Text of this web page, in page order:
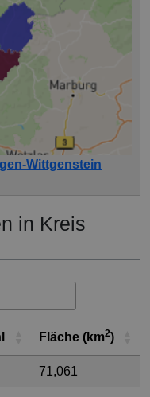
Wittgenstein
in Kreis
Fläche (km2)
71,061